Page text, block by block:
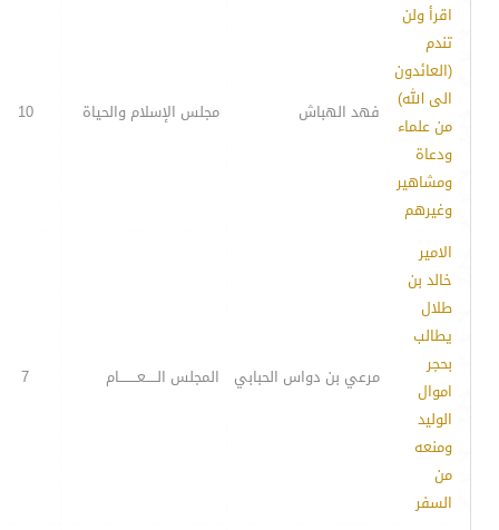
اقرأ ولن
تندم
(العائدون
الى الله)
من علماء
ودعاة
ومشاهير
وغيرهم
فهد الهباش مجلس الإسلام والحياة 10
الامير
خالد بن
طلال
يطالب
بحجر
اموال
الوليد
ومنعه
من
السفر
مرعي بن دواس الحبابي المجلس الـــــعــــــــام 7